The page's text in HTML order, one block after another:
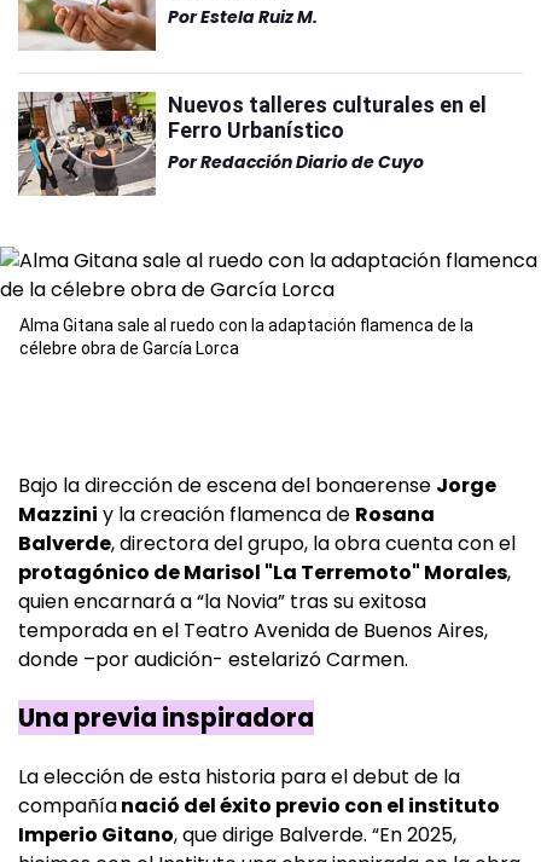
PorEstela Ruiz M.
Nuevos talleres culturales en el
Ferro Urbanístico
PorRedacción Diario de Cuyo
Alma Gitana sale al ruedo con la adaptación flamenca de la
célebre obra de García Lorca
Bajo la dirección de escena del bonaerense Jorge
Mazzini y la creación flamenca de Rosana
Balverde, directora del grupo, la obra cuenta con el
protagónico de Marisol "La Terremoto" Morales,
quien encarnará a “la Novia” tras su exitosa
temporada en el Teatro Avenida de Buenos Aires,
donde –por audición- estelarizó Carmen.
Una previa inspiradora
La elección de esta historia para el debut de la
compañíanació del éxito previo con el instituto
Imperio Gitano, que dirige Balverde. “En 2025,